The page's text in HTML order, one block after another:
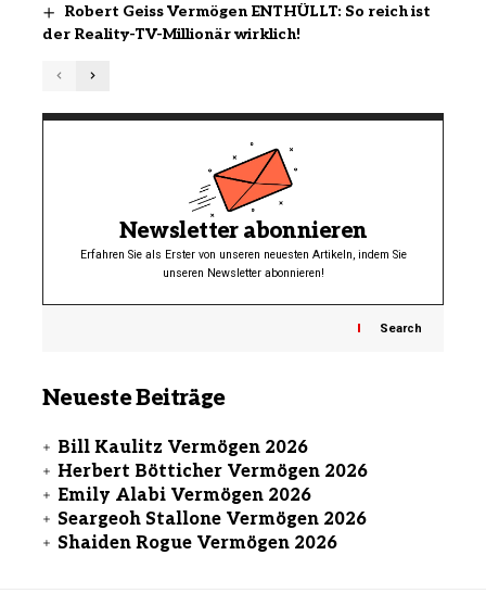
Robert Geiss Vermögen ENTHÜLLT: So reich ist
der Reality-TV-Millionär wirklich!
Newsletter abonnieren
Erfahren Sie als Erster von unseren neuesten Artikeln, indem Sie
unseren Newsletter abonnieren!
Search
Neueste Beiträge
Bill Kaulitz Vermögen 2026
Herbert Bötticher Vermögen 2026
Emily Alabi Vermögen 2026
Seargeoh Stallone Vermögen 2026
Shaiden Rogue Vermögen 2026